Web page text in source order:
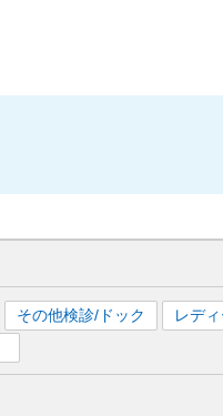
その他検診/ドック レデ